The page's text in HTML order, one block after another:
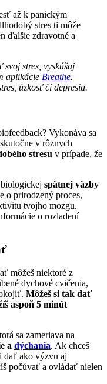
až k panickým
stres ti môže
ďalšie zdravotné a
stres, vyskúšaj
aplikácie Breathe.
úzkosť či depresia.
Vykonáva sa
v rôznych
stresu v prípade, že
spätnej väzby
o prirodzený proces,
tvojho mozgu.
o rozladení
môžeš niektoré z
dychové cvičenia,
Môžeš si tak dať
aspoň 5 minút
sa zameriava na
a dýchania. Ak chceš
dať ako výzvu aj
počúvať a ovládať nielen